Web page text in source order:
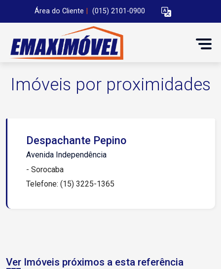
Área do Cliente (015) 2101-0900
Imóveis por proximidades
Despachante Pepino
Avenida Independência
- Sorocaba
Telefone: (15) 3225-1365
Ver Imóveis próximos a esta referência